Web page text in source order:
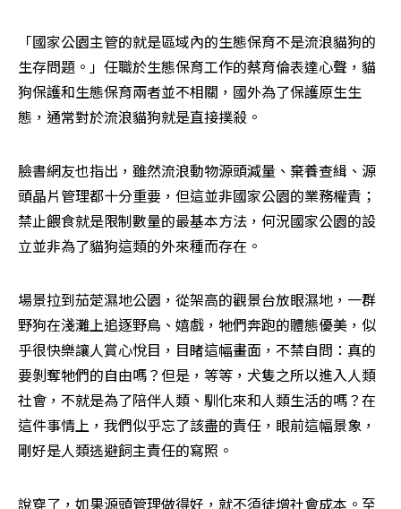
「國家公園主管的就是區域內的生態保育不是流浪貓狗的
生存問題。」任職於生態保育工作的蔡育倫表達心聲，貓
狗保護和生態保育兩者並不相關，國外為了保護原生生
態，通常對於流浪貓狗就是直接撲殺。
臉書網友也指出，雖然流浪動物源頭減量、棄養查緝、源
頭晶片管理都十分重要，但這並非國家公園的業務權責；
禁止餵食就是限制數量的最基本方法，何況國家公園的設
立並非為了貓狗這類的外來種而存在。
場景拉到茄萣濕地公園，從架高的觀景台放眼濕地，一群
野狗在淺灘上追逐野鳥、嬉戲，牠們奔跑的體態優美，似
乎很快樂讓人賞心悅目，目睹這幅畫面，不禁自問：真的
要剝奪牠們的自由嗎？但是，等等，犬隻之所以進入人類
社會，不就是為了陪伴人類、馴化來和人類生活的嗎？在
這件事情上，我們似乎忘了該盡的責任，眼前這幅景象，
剛好是人類逃避飼主責任的寫照。
說穿了，如果源頭管理做得好，就不須徒增社會成本。至